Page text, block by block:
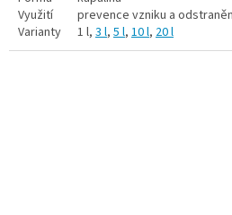
Využití
prevence vzniku a
Varianty
1 l, 3 l, 5 l, 10 l, 20 l